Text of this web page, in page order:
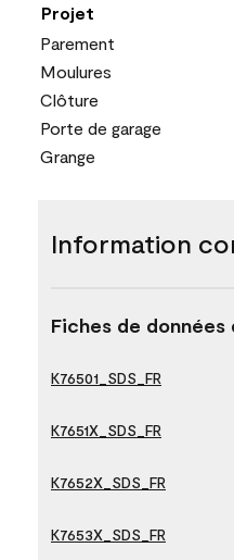
Projet
Parement
Moulures
Clôture
Porte de garage
Grange
Information
Fiches de
K76501_SDS_FR
K7651X_SDS_FR
K7652X_SDS_FR
K7653X_SDS_FR